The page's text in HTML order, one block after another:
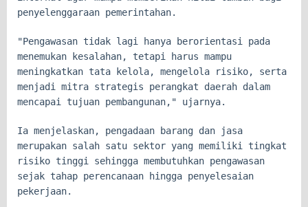
penyelenggaraan pemerintahan.
"Pengawasan tidak lagi hanya berorientasi pada
menemukan kesalahan, tetapi harus mampu
meningkatkan tata kelola, mengelola risiko, serta
menjadi mitra strategis perangkat daerah dalam
mencapai tujuan pembangunan," ujarnya.
Ia menjelaskan, pengadaan barang dan jasa
merupakan salah satu sektor yang memiliki tingkat
risiko tinggi sehingga membutuhkan pengawasan
sejak tahap perencanaan hingga penyelesaian
pekerjaan.